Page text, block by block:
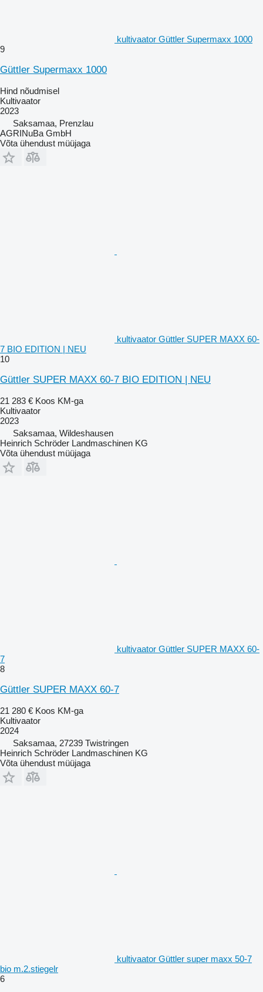
kultivaator Güttler Supermaxx 1000
9
Güttler Supermaxx 1000
Hind nõudmisel
Kultivaator
2023
Saksamaa, Prenzlau
AGRINuBa GmbH
Võta ühendust müüjaga
kultivaator Güttler SUPER MAXX 60-
7 BIO EDITION | NEU
10
Güttler SUPER MAXX 60-7 BIO EDITION | NEU
21 283 € Koos KM-ga
Kultivaator
2023
Saksamaa, Wildeshausen
Heinrich Schröder Landmaschinen KG
Võta ühendust müüjaga
kultivaator Güttler SUPER MAXX 60-
7
8
Güttler SUPER MAXX 60-7
21 280 € Koos KM-ga
Kultivaator
2024
Saksamaa, 27239 Twistringen
Heinrich Schröder Landmaschinen KG
Võta ühendust müüjaga
kultivaator Güttler super maxx 50-7
bio m.2.stiegelr
6